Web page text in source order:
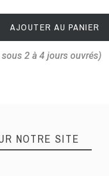
AJOUTER AU PANIER
2 à 4 jours ouvrés)
NOTRE SITE